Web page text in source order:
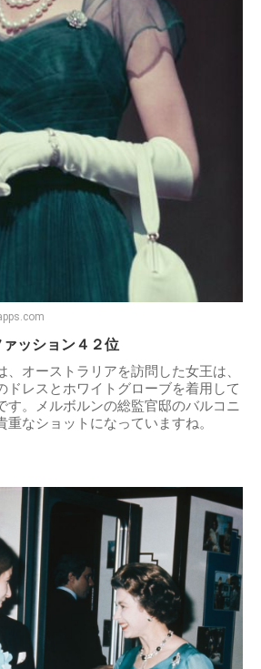
ッション４２位
、オーストラリアを訪問した女王は、
ドレスとホワイトグローブを着用して
す。メルボルンの総監官邸のバルコニ
なショットになっていますね。